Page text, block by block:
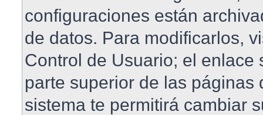
configuraciones están
de datos. Para modificarlos,
Control de Usuario; el enlace
parte superior de las páginas
sistema te permitirá cambiar